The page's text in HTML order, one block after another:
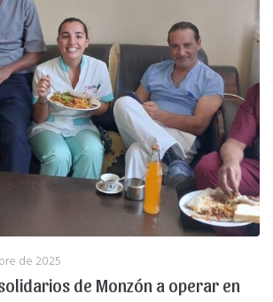
de 2025
de Monzón a operar en